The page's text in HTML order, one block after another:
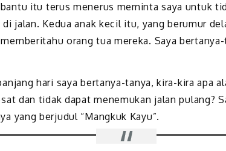
itu terus menerus meminta saya untuk
jalan. Kedua anak kecil itu, yang berumur
orang tua mereka. Saya
hari saya bertanya-tanya, kira-kira apa
dan tidak dapat menemukan jalan pulang?
yang berjudul “Mangkuk Kayu”.